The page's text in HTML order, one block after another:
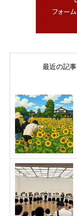
最近の記事